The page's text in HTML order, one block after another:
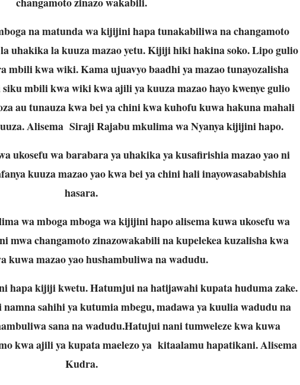
na matunda wa kijijini hapa tunakabiliwa na changamoto
uhakika la kuuza mazao yetu. Kijiji hiki hakina soko. Lipo gulio
mbili kwa wiki. Kama ujuavyo baadhi ya mazao tunayozalisha
mbili kwa wiki kwa ajili ya kuuza mazao hayo kwenye gulio
au tunauza kwa bei ya chini kwa kuhofu kuwa hakuna mahali
Alisema Siraji Rajabu mkulima wa Nyanya kijijini hapo.
ukosefu wa barabara ya uhakika ya kusafirishia mazao yao ni
kuuza mazao yao kwa bei ya chini hali inayowasababishia
hasara.
wa mboga mboga wa kijijini hapo alisema kuwa ukosefu wa
mwa changamoto zinazowakabili na kupelekea kuzalisha kwa
kuwa mazao yao hushambuliwa na wadudu.
hapa kijiji kwetu. Hatumjui na hatijawahi kupata huduma zake.
sahihi ya kutumia mbegu, madawa ya kuulia wadudu na
sana na wadudu.Hatujui nani tumweleze kwa kuwa
kwa ajili ya kupata maelezo ya kitaalamu hapatikani. Alisema
Kudra.